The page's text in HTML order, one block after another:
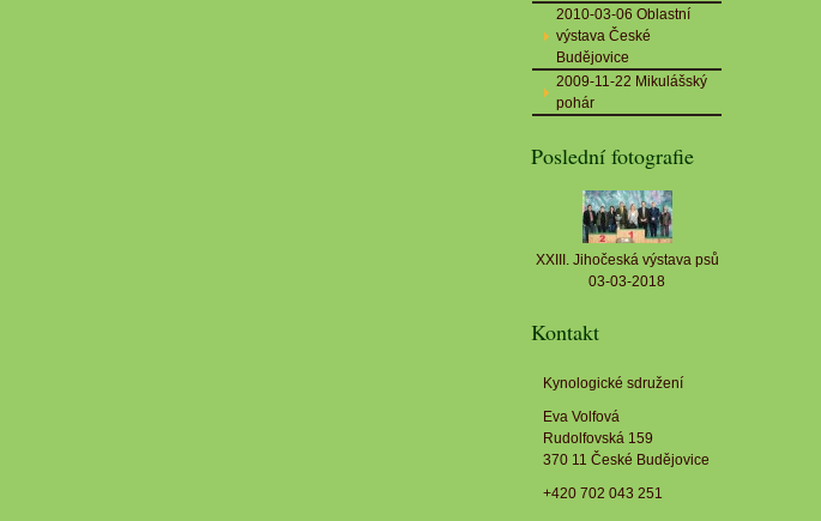
2010-03-06 Oblastní
výstava České
Budějovice
2009-11-22 Mikulášský
pohár
Poslední fotografie
XXIII. Jihočeská výstava psů
03-03-2018
Kontakt
Kynologické sdružení
Eva Volfová
Rudolfovská 159
370 11 České Budějovice
+420 702 043 251